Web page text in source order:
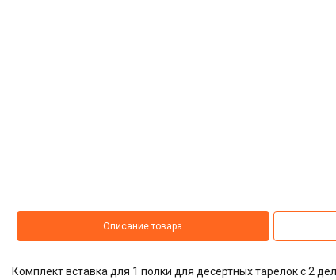
Описание товара
Комплект вставка для 1 полки для десертных тарелок с 2